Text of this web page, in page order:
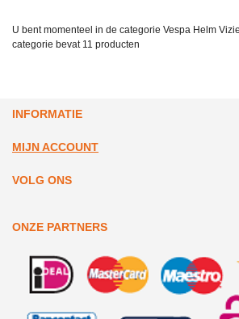
U bent momenteel in de categorie Vespa Helm
categorie bevat 11 producten
INFORMATIE
MIJN ACCOUNT
VOLG ONS
ONZE PARTNERS